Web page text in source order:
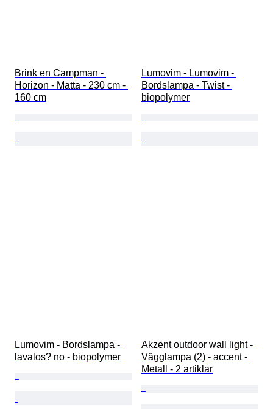
Brink en Campman -
Horizon - Matta - 230 cm -
160 cm
Lumovim - Lumovim -
Bordslampa - Twist -
biopolymer
Lumovim - Bordslampa -
lavalos? no - biopolymer
Akzent outdoor wall light -
Vägglampa (2) - accent -
Metall - 2 artiklar